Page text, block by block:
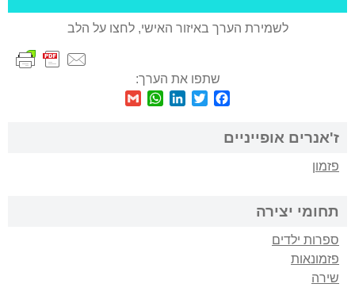
לשמירת הערך באיזור האישי, לחצו על הלב
שתפו את הערך:
Facebook
Twitter
LinkedIn
WhatsApp
ז'אנרים אופייניים
פזמון
תחומי יצירה
ספרות ילדים
פזמונאות
שירה